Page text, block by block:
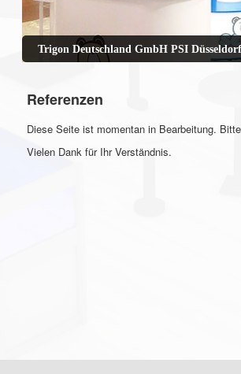
Trigon Deutschland GmbH PSI Düsseldorf
Referenzen
Diese Seite ist momentan in Bearbeitung.
Vielen Dank für Ihr Verständnis.